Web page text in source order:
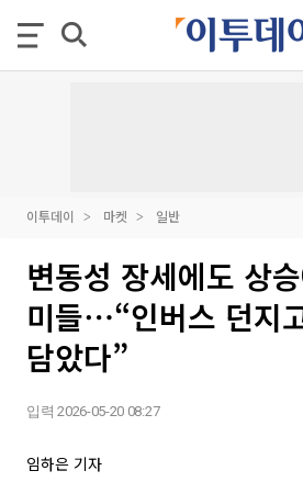
이투데이 마켓 일반
변동성 장세에도 상
미들⋯“인버스 던지
담았다”
입력 2026-05-20 08:27
임하은 기자